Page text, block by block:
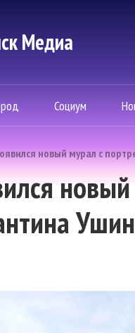
Mедиа
Социум
новый мурал с